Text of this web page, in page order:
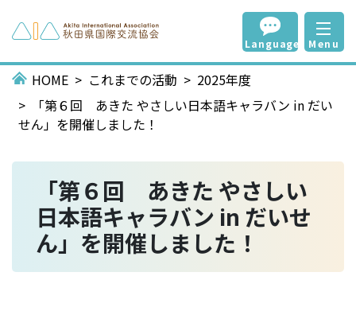
Language Menu
HOME これまでの活動
2025年度
「第６回 あきた やさしい日本語キャラバン in だい
せん」を開催しました！
「第６回 あきた やさしい
日本語キャラバン in だいせ
ん」を開催しました！